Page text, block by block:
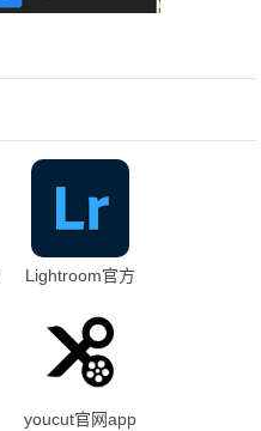
Lightroom官方
youcut官网app